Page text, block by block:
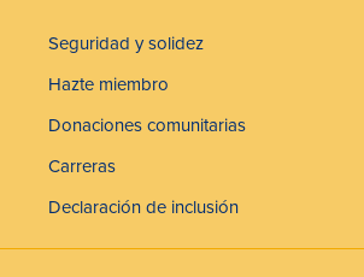
Seguridad y solidez
Hazte miembro
Donaciones comunitarias
Carreras
Declaración de inclusión